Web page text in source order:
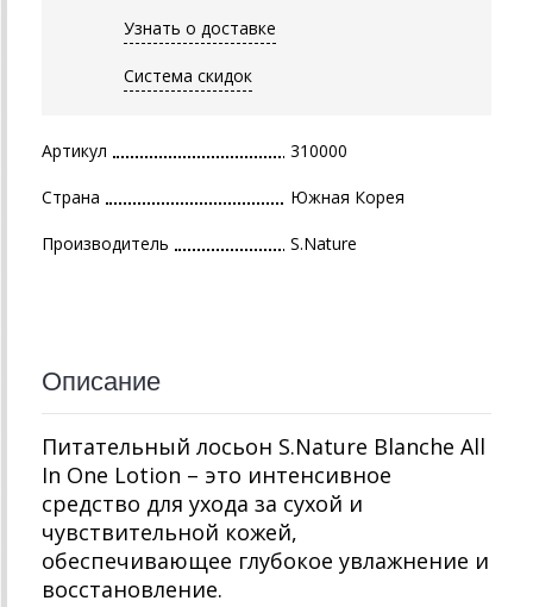
Узнать о доставке
Система скидок
Артикул 310000
Страна Южная Корея
Производитель S.Nature
Описание
Питательный лосьон S.Nature Blanche All
In One Lotion – это интенсивное
средство для ухода за сухой и
чувствительной кожей,
обеспечивающее глубокое увлажнение и
восстановление.